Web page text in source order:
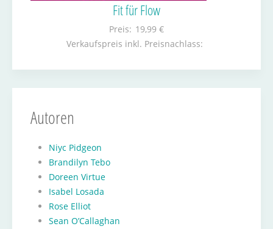
Fit für Flow
Preis: 19,99 €
Verkaufspreis inkl. Preisnachlass:
Autoren
Niyc Pidgeon
Brandilyn Tebo
Doreen Virtue
Isabel Losada
Rose Elliot
Sean O’Callaghan